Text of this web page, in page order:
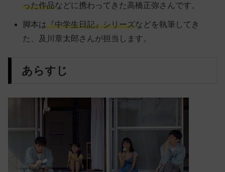
った作品などに携わってきた高橋正弥さんです。
脚本は『中学生日記』シリーズなどを執筆してき
た、及川章太郎さんが担当します。
あらすじ